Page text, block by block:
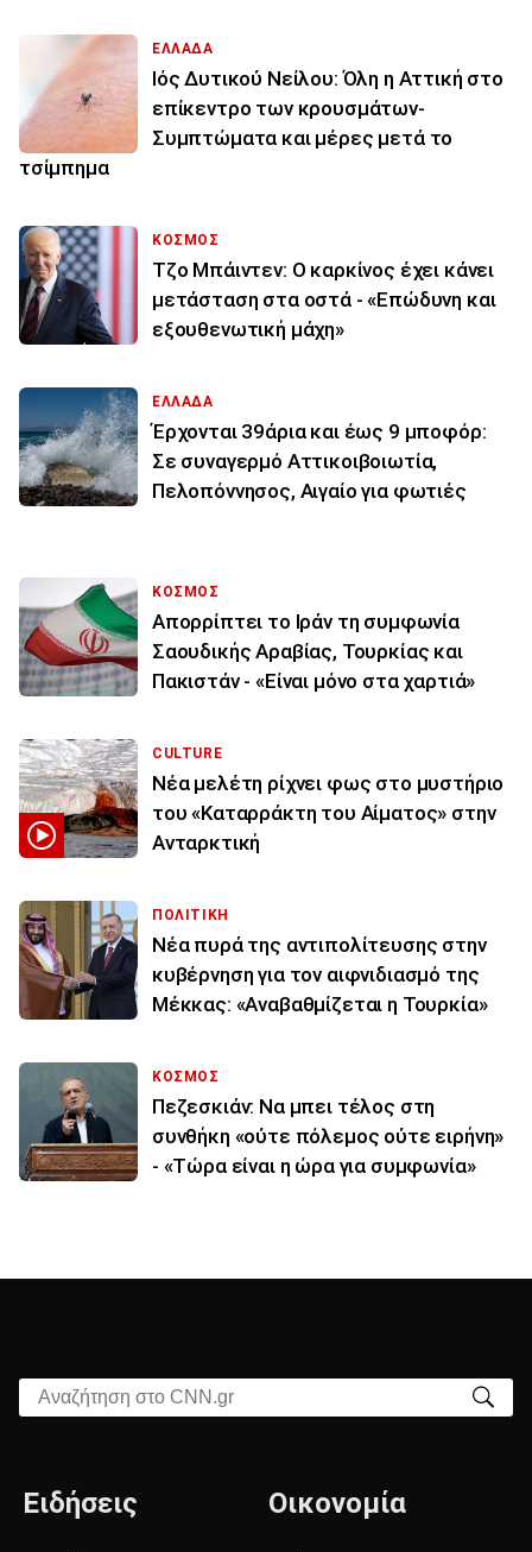
ΕΛΛΑΔΑ
Ιός Δυτικού Νείλου: Όλη η Αττική στο
επίκεντρο των κρουσμάτων-
Συμπτώματα και μέρες μετά το
τσίμπημα
ΚΟΣΜΟΣ
Τζο Μπάιντεν: Ο καρκίνος έχει κάνει
μετάσταση στα οστά - «Επώδυνη και
εξουθενωτική μάχη»
ΕΛΛΑΔΑ
Έρχονται 39άρια και έως 9 μποφόρ:
Σε συναγερμό Αττικοιβοιωτία,
Πελοπόννησος, Αιγαίο για φωτιές
ΚΟΣΜΟΣ
Απορρίπτει το Ιράν τη συμφωνία
Σαουδικής Αραβίας, Τουρκίας και
Πακιστάν - «Είναι μόνο στα χαρτιά»
CULTURE
Νέα μελέτη ρίχνει φως στο μυστήριο
του «Καταρράκτη του Αίματος» στην
Ανταρκτική
ΠΟΛΙΤΙΚΗ
Νέα πυρά της αντιπολίτευσης στην
κυβέρνηση για τον αιφνιδιασμό της
Μέκκας: «Αναβαθμίζεται η Τουρκία»
ΚΟΣΜΟΣ
Πεζεσκιάν: Να μπει τέλος στη
συνθήκη «ούτε πόλεμος ούτε ειρήνη»
- «Τώρα είναι η ώρα για συμφωνία»
Αναζήτηση στο CNN.gr
Ειδήσεις Οικονομία